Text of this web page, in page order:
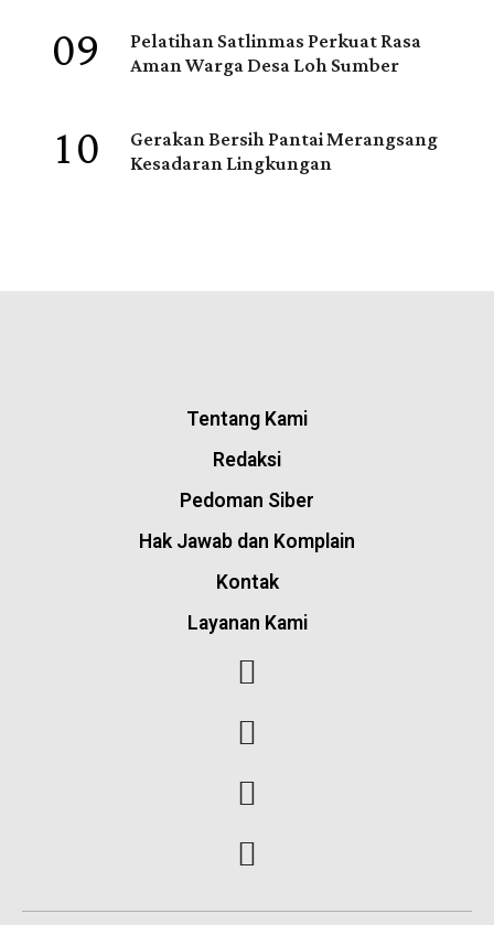
09 Pelatihan Satlinmas Perkuat Rasa
Aman Warga Desa Loh Sumber
10 Gerakan Bersih Pantai Merangsang
Kesadaran Lingkungan
Tentang Kami
Redaksi
Pedoman Siber
Hak Jawab dan Komplain
Kontak
Layanan Kami